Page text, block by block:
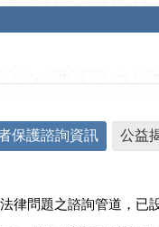
保護諮詢資訊 公益
律問題之諮詢管道，已